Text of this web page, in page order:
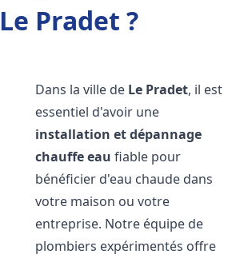
Le Pradet ?
Dans la ville de Le Pradet, il est
essentiel d'avoir une
installation et dépannage
chauffe eau fiable pour
bénéficier d'eau chaude dans
votre maison ou votre
entreprise. Notre équipe de
plombiers expérimentés offre